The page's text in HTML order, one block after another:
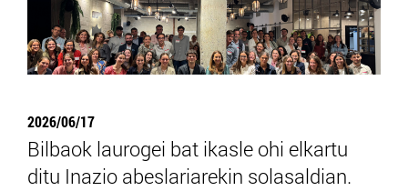
2026/06/17
Bilbaok laurogei bat ikasle ohi elkartu
ditu Inazio abeslariarekin solasaldian.